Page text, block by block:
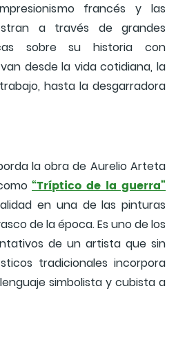
francés y las
a través de grandes
sobre su historia con
desde la vida cotidiana, la
hasta la desgarradora
la obra de Aurelio Arteta
“Tríptico de la guerra”
en una de las pinturas
de la época. Es uno de los
de un artista que sin
tradicionales incorpora
simbolista y cubista a